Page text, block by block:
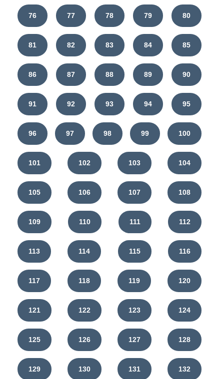
76 77 78 79 80
81 82 83 84 85
86 87 88 89 90
91 92 93 94 95
96 97 98 99 100
101 102 103 104
105 106 107 108
109 110 111 112
113 114 115 116
117 118 119 120
121 122 123 124
125 126 127 128
129 130 131 132